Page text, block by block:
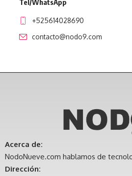
Tel/WhatsApp
+525614028690
contacto@nodo9.com
Acerca de:
NodoNueve.com hablamos de
Dirección: